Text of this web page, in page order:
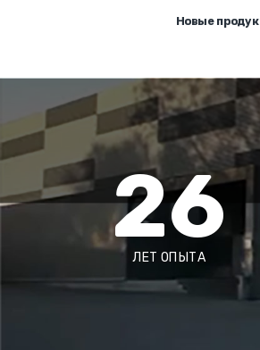
Новые
26
ЛЕТ ОПЫТА